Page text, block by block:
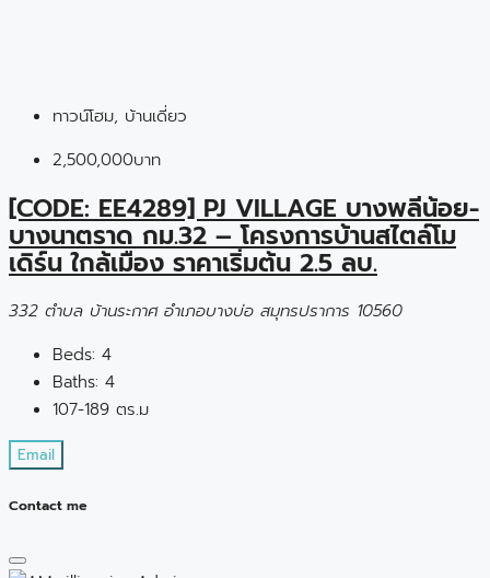
ทาวน์โฮม, บ้านเดี่ยว
2,500,000บาท
[CODE: EE4289] PJ VILLAGE บางพลีน้อย-
บางนาตราด กม.32 – โครงการบ้านสไตล์โม
เดิร์น ใกล้เมือง ราคาเริ่มต้น 2.5 ลบ.
332 ตำบล บ้านระกาศ อำเภอบางบ่อ สมุทรปราการ 10560
Beds: 4
Baths: 4
107-189 ตร.ม
Email
Contact me